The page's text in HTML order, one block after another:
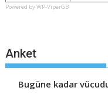
Powered by WP-ViperGB
Anket
Bugüne kadar